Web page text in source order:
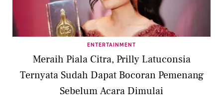
ENTERTAINMENT
Meraih Piala Citra, Prilly Latuconsia
Ternyata Sudah Dapat Bocoran Pemenang
Sebelum Acara Dimulai